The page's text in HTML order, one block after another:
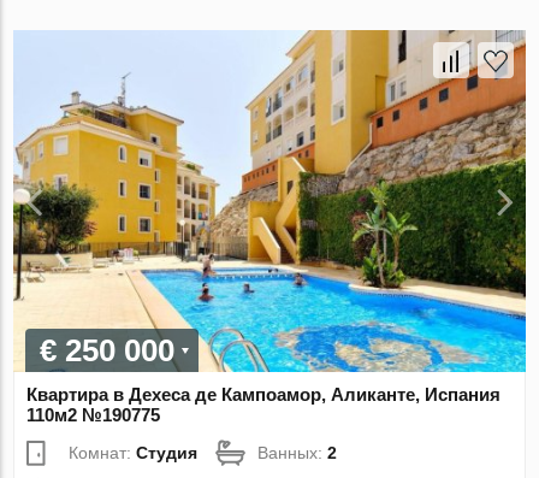
€ 250 000
Квартира в Дехеса де Кампоамор, Аликанте, Испания
110м2 №190775
Комнат:Студия Ванных:2